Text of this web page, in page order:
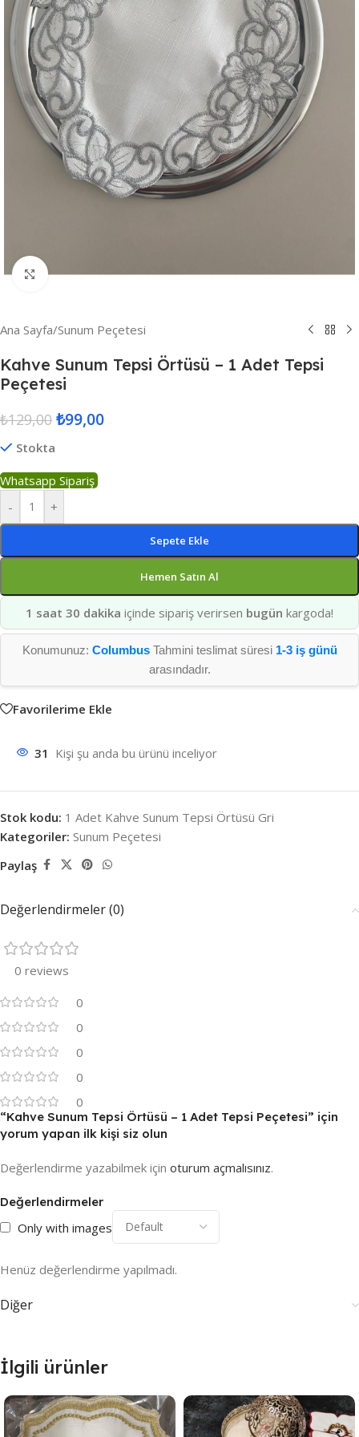
Resmi Büyüt
Ana Sayfa/Sunum Peçetesi
Kahve Sunum Tepsi Örtüsü – 1 Adet Tepsi
Peçetesi
₺129,00 ₺99,00
Stokta
Whatsapp Sipariş
-
+
Sepete Ekle
Hemen Satın Al
1 saat 30 dakika içinde sipariş verirsen bugün kargoda!
Konumunuz: ColumbusTahmini teslimat süresi 1-3 iş günü
arasındadır.
Favorilerime Ekle
31 Kişi şu anda bu ürünü inceliyor
Stok kodu: 1 Adet Kahve Sunum Tepsi Örtüsü Gri
Kategoriler: Sunum Peçetesi
Paylaş
Değerlendirmeler (0)
0 reviews
0
0
0
0
0
Değerlendirmeler
Only with images
Henüz değerlendirme yapılmadı.
“Kahve Sunum Tepsi Örtüsü – 1 Adet Tepsi Peçetesi” için
yorum yapan ilk kişi siz olun
Değerlendirme yazabilmek için oturum açmalısınız.
Diğer
İlgili ürünler